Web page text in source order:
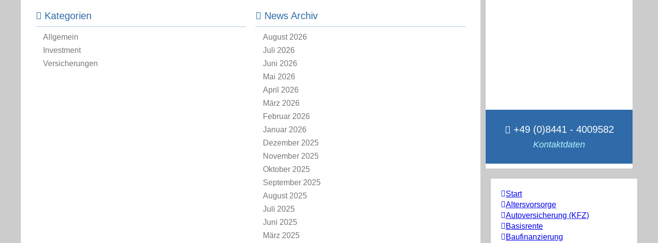
+49 (0)8441 - 4009582
Kontaktdaten
Start
Altersvorsorge
Autoversicherung (KFZ)
Basisrente
Baufinanzierung
Kategorien
Allgemein
Investment
Versicherungen
News Archiv
August 2026
Juli 2026
Juni 2026
Mai 2026
April 2026
März 2026
Februar 2026
Januar 2026
Dezember 2025
November 2025
Oktober 2025
September 2025
August 2025
Juli 2025
Juni 2025
März 2025